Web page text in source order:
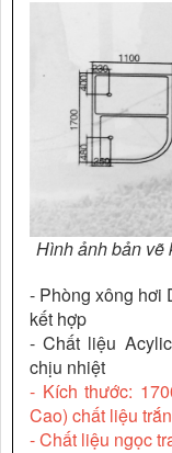
Hình ảnh bản vẽ
- Phòng xông hơi
kết hợp
- Chất liệu
chịu nhiệt
- Kích thước:
Cao) chất liệu
- Chất liệu ngọc